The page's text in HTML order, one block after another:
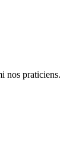
nos praticiens.